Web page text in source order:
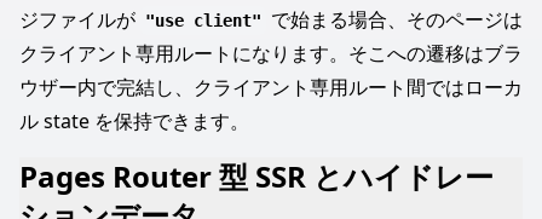
ジファイルが "use client"
で始まる場合、そのページは
クライアント専用ルートになります。そこへの遷移はブラ
ウザー内で完結し、クライアント専用ルート間ではローカ
ル state を保持できます。
Pages Router 型 SSR とハイドレー